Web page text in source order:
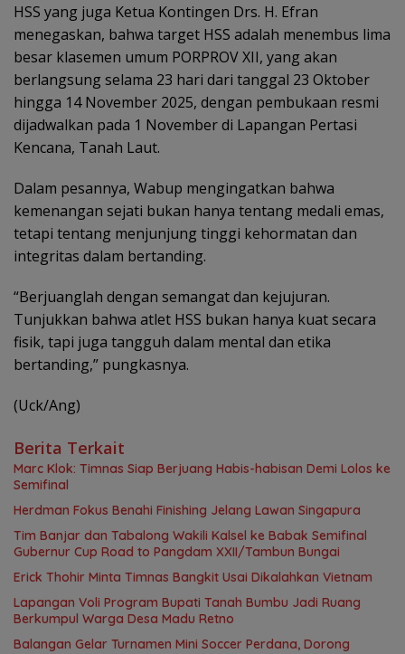
HSS yang juga Ketua Kontingen Drs. H. Efran
menegaskan, bahwa target HSS adalah menembus lima
besar klasemen umum PORPROV XII, yang akan
berlangsung selama 23 hari dari tanggal 23 Oktober
hingga 14 November 2025, dengan pembukaan resmi
dijadwalkan pada 1 November di Lapangan Pertasi
Kencana, Tanah Laut.
Dalam pesannya, Wabup mengingatkan bahwa
kemenangan sejati bukan hanya tentang medali emas,
tetapi tentang menjunjung tinggi kehormatan dan
integritas dalam bertanding.
“Berjuanglah dengan semangat dan kejujuran.
Tunjukkan bahwa atlet HSS bukan hanya kuat secara
fisik, tapi juga tangguh dalam mental dan etika
bertanding,” pungkasnya.
(Uck/Ang)
Berita Terkait
Marc Klok: Timnas Siap Berjuang Habis-habisan Demi Lolos ke
Semifinal
Herdman Fokus Benahi Finishing Jelang Lawan Singapura
Tim Banjar dan Tabalong Wakili Kalsel ke Babak Semifinal
Gubernur Cup Road to Pangdam XXII/Tambun Bungai
Erick Thohir Minta Timnas Bangkit Usai Dikalahkan Vietnam
Lapangan Voli Program Bupati Tanah Bumbu Jadi Ruang
Berkumpul Warga Desa Madu Retno
Balangan Gelar Turnamen Mini Soccer Perdana, Dorong